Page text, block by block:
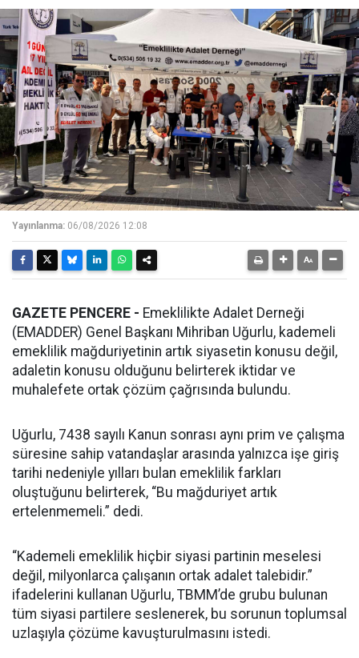
Yayınlanma: 06/08/2026 12:08
GAZETE PENCERE - Emeklilikte Adalet Derneği
(EMADDER) Genel Başkanı Mihriban Uğurlu, kademeli
emeklilik mağduriyetinin artık siyasetin konusu değil,
adaletin konusu olduğunu belirterek iktidar ve
muhalefete ortak çözüm çağrısında bulundu.
Uğurlu, 7438 sayılı Kanun sonrası aynı prim ve çalışma
süresine sahip vatandaşlar arasında yalnızca işe giriş
tarihi nedeniyle yılları bulan emeklilik farkları
oluştuğunu belirterek, “Bu mağduriyet artık
ertelenmemeli.” dedi.
“Kademeli emeklilik hiçbir siyasi partinin meselesi
değil, milyonlarca çalışanın ortak adalet talebidir.”
ifadelerini kullanan Uğurlu, TBMM’de grubu bulunan
tüm siyasi partilere seslenerek, bu sorunun toplumsal
uzlaşıyla çözüme kavuşturulmasını istedi.